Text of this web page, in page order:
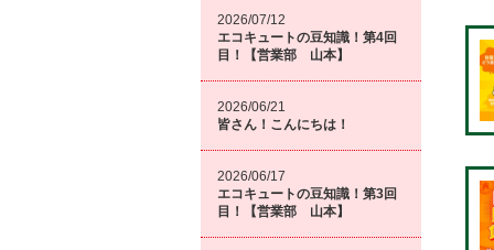
2026/07/12
エコキュートの豆知識！第4回
目！【営業部 山本】
2026/06/21
皆さん！こんにちは！
2026/06/17
エコキュートの豆知識！第3回
目！【営業部 山本】